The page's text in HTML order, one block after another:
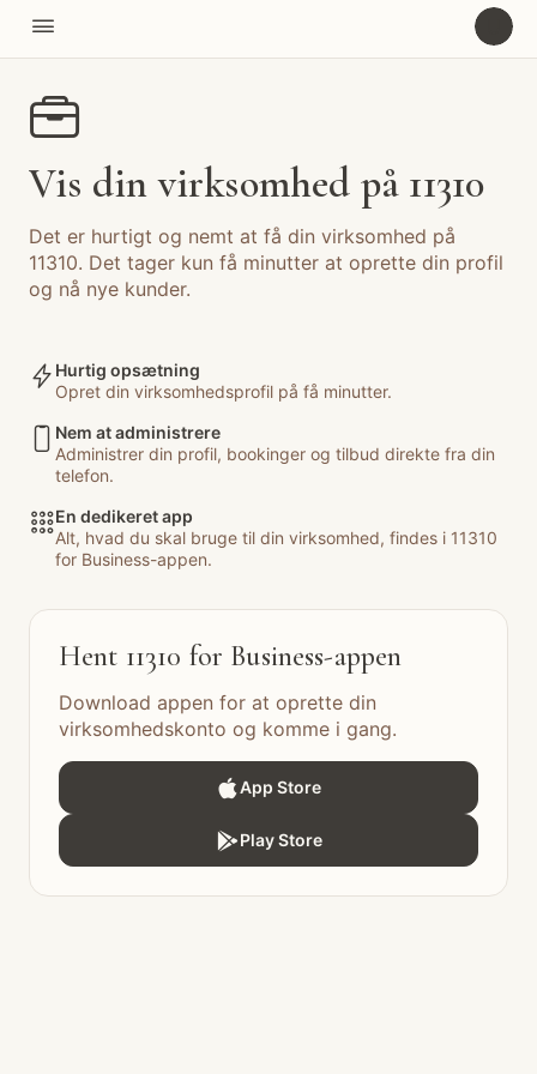


Vis din virksomhed på 11310
Det er hurtigt og nemt at få din virksomhed på
11310. Det tager kun få minutter at oprette din profil
og nå nye kunder.
 Hurtig opsætning
Opret din virksomhedsprofil på få minutter.
Nem at administrere
Administrer din profil, bookinger og tilbud direkte fra din
telefon.
En dedikeret app
Alt, hvad du skal bruge til din virksomhed, findes i 11310
for Business-appen.
Hent 11310 for Business-appen
Download appen for at oprette din
virksomhedskonto og komme i gang.
App Store
Play Store